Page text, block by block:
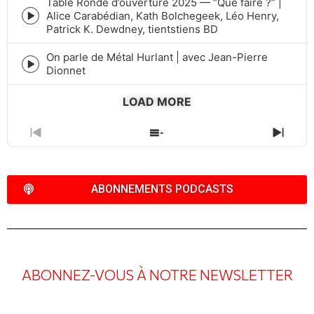
Episode
play
Alice Carabédian, Kath Bolchegeek, Léo Henry,
Patrick K. Dewdney, tientstiens BD
Episode
play
On parle de Métal Hurlant | avec Jean-Pierre
Dionnet
LOAD MORE
PREVIOUS
EPISODE
SHOW
EPISODES
NEXT
ABONNEMENTS PODCASTS
ABONNEZ-VOUS À NOTRE NEWSLETTER